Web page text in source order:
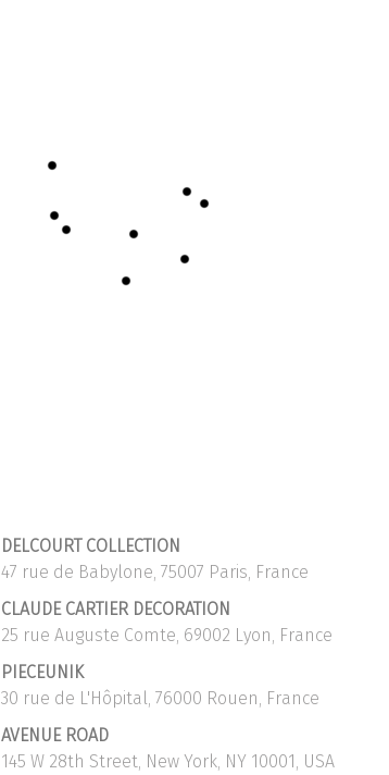
DELCOURT COLLECTION
47 rue de Babylone, 75007 Paris, France
CLAUDE CARTIER DECORATION
25 rue Auguste Comte, 69002 Lyon, France
PIECEUNIK
30 rue de L'Hôpital, 76000 Rouen, France
AVENUE ROAD
145 W 28th Street, New York, NY 10001, USA